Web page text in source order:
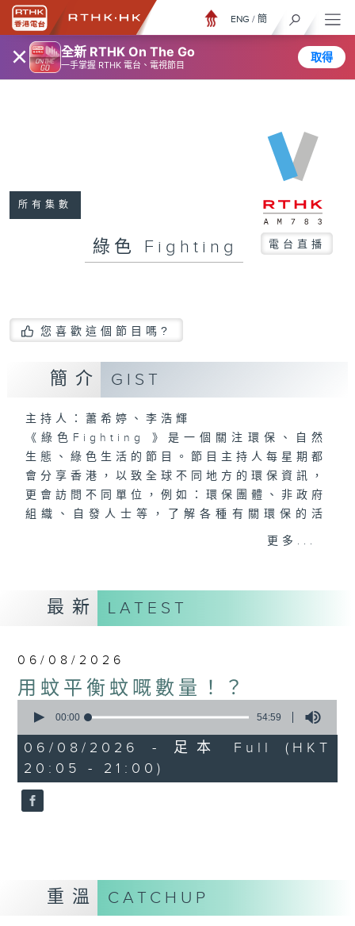
× 全新 RTHK On The Go
一手掌握 RTHK 電台、電視節目
取得
ENG / 簡
所有集數
綠色 Fighting 電台直播
您喜歡這個節目嗎?
簡介 GIST
主持人：蕭希婷、李浩輝
《綠色Fighting 》是一個關注環保、自然
生態、綠色生活的節目。節目主持人每星期都
會分享香港，以致全球不同地方的環保資訊，
更會訪問不同單位，例如：環保團體、非政府
組織、自發人士等，了解各種有關環保的活
動。主持更會不時參與環保活動、展覽，以第
可以慢慢嘗試改變日常習慣，過綠色生活。
更多...
最新 LATEST
06/08/2026
用蚊平衡蚊嘅數量！？
seconds
54
minutes,
59
seconds
00:00 54:59
06/08/2026 - 足本 Full (HKT
20:05 - 21:00)
重溫 CATCHUP